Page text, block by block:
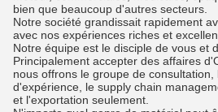
bien que beaucoup d'autres secteurs.
Notre société grandissait rapidement
avec nos expériences riches et
Notre équipe est le disciple de vous et
Principalement accepter des affaires
nous offrons le groupe de
d'expérience, le supply chain
et l'exportation seulement.